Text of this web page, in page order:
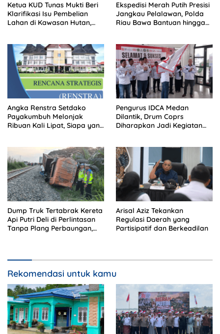
Ketua KUD Tunas Mukti Beri
Klarifikasi Isu Pembelian
Lahan di Kawasan Hutan,
Ekspedisi Merah Putih Presisi
Jangkau Pelalawan, Polda
Riau Bawa Bantuan hingga
Angka Renstra Setdako
Payakumbuh Melonjak
Ribuan Kali Lipat, Siapa yang
Pengurus IDCA Medan
Dilantik, Drum Coprs
Diharapkan Jadi Kegiatan
Dump Truk Tertabrak Kereta
Api Putri Deli di Perlintasan
Tanpa Plang Perbaungan,
Arisal Aziz Tekankan
Regulasi Daerah yang
Partisipatif dan Berkeadilan
Rekomendasi untuk kamu